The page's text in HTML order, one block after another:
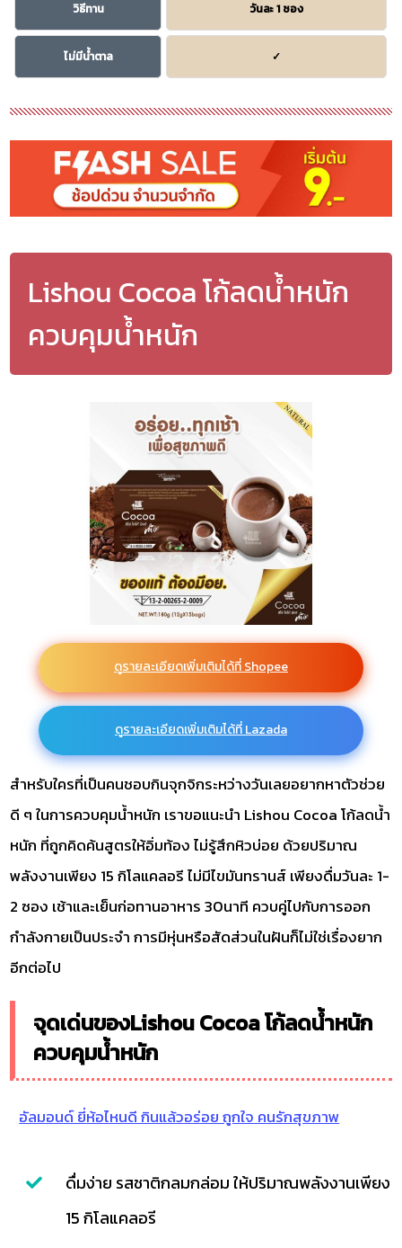
วิธีทาน วันละ 1 ซอง
ไม่มีน้ำตาล ✓
Lishou Cocoa โก้ลดน้ำหนัก
ควบคุมน้ำหนัก
ดูรายละเอียดเพิ่มเติมได้ที่ Shopee
ดูรายละเอียดเพิ่มเติมได้ที่ Lazada
สำหรับใครที่เป็นคนชอบกินจุกจิกระหว่างวันเลยอยากหาตัวช่วย
ดี ๆ ในการควบคุมน้ำหนัก เราขอแนะนำ Lishou Cocoa โก้ลดน้ำ
หนัก ที่ถูกคิดค้นสูตรให้อิ่มท้อง ไม่รู้สึกหิวบ่อย ด้วยปริมาณ
พลังงานเพียง 15 กิโลแคลอรี ไม่มีไขมันทรานส์ เพียงดื่มวันละ 1-
2 ซอง เช้าและเย็นก่อทานอาหาร 30นาที ควบคู่ไปกับการออก
กำลังกายเป็นประจำ การมีหุ่นหรือสัดส่วนในฝันก็ไม่ใช่เรื่องยาก
อีกต่อไป
จุดเด่นของLishou Cocoa โก้ลดน้ำหนัก
ควบคุมน้ำหนัก
อัลมอนด์ ยี่ห้อไหนดี กินแล้วอร่อย ถูกใจ คนรักสุขภาพ
ดื่มง่าย รสชาติกลมกล่อม ให้ปริมาณพลังงานเพียง
15 กิโลแคลอรี